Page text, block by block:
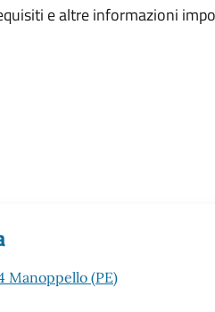
e altre informazioni
Manoppello (PE)